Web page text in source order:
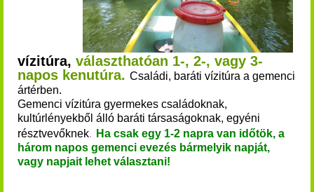
vízitúra, választhatóan 1-, 2-, vagy 3-
napos kenutúra. Családi, baráti vízitúra a gemenci
ártérben.
Gemenci vízitúra gyermekes családoknak,
kultúrlényekből álló baráti társaságoknak, egyéni
résztvevőknek. Ha csak egy 1-2 napra van időtök, a
három napos gemenci evezés bármelyik napját,
vagy napjait lehet választani!